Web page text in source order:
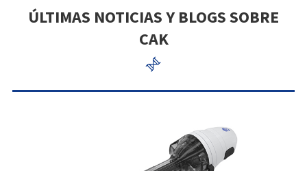
ÚLTIMAS NOTICIAS Y BLOGS SOBRE
CAK
